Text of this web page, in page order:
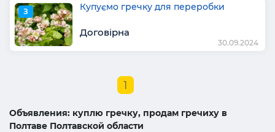
З Купуємо гречку для переробки
Договірна
30.09.2024
1
Объявления: куплю гречку, продам гречиху в
Полтаве Полтавской области